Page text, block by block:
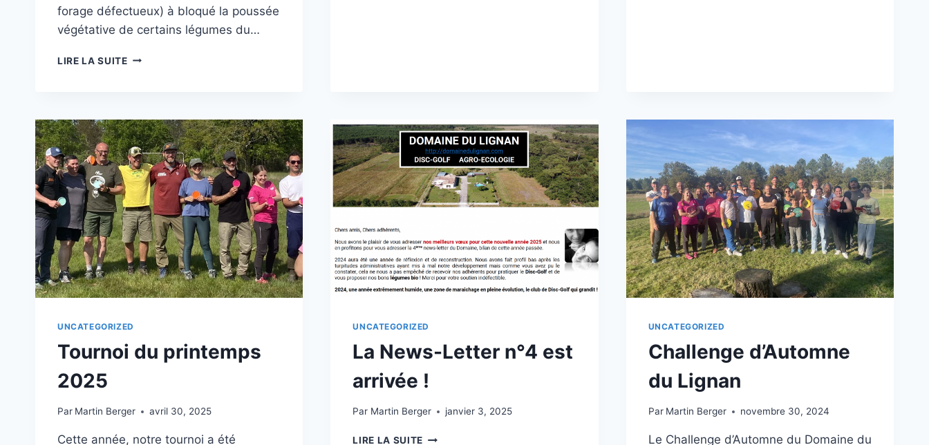
forage défectueux) à bloqué la poussée
végétative de certains légumes du…
LIRE LA SUITEUNE
DES
AMÉLIORATIONS
POUR
L’AVENIR,
DES
ENSEIGNEMENTS
INTÉRESSANTS
ET
CONSTRUCTIFS
!
LE
DRIVE
!
UNCATEGORIZED
Tournoi du printemps
2025
Par Martin Berger avril 30, 2025
Cette année, notre tournoi a été
UNCATEGORIZED
La News-Letter n°4 est
arrivée !
Par Martin Berger janvier 3, 2025
LIRE LA SUITE LA
UNCATEGORIZED
Challenge d’Automne
du Lignan
Par Martin Berger novembre 30, 2024
Le Challenge d’Automne du Domaine du